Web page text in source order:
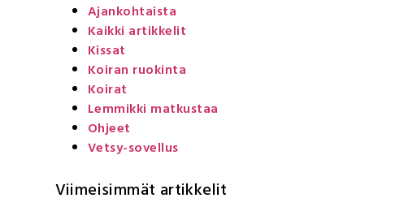
Ajankohtaista
Kaikki artikkelit
Kissat
Koiran ruokinta
Koirat
Lemmikki matkustaa
Ohjeet
Vetsy-sovellus
Viimeisimmät artikkelit